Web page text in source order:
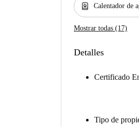
water_heater Calentador de
Mostrar todas (17)
Detalles
Certificado
Tipo de